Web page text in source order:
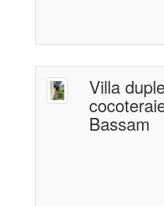
Villa
Bassam